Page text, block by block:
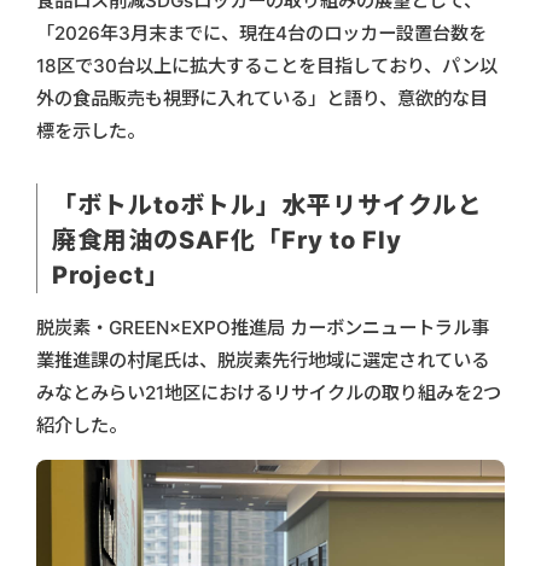
「2026年3月末までに、現在4台のロッカー設置台数を
18区で30台以上に拡大することを目指しており、パン以
外の食品販売も視野に入れている」と語り、意欲的な目
標を示した。
「ボトルtoボトル」水平リサイクルと
廃食用油のSAF化「Fry to Fly
Project」
脱炭素・GREEN×EXPO推進局 カーボンニュートラル事
業推進課の村尾氏は、脱炭素先行地域に選定されている
みなとみらい21地区におけるリサイクルの取り組みを2つ
紹介した。